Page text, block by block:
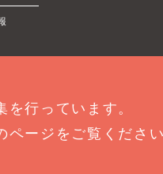
行っています。
ページをご覧くださ